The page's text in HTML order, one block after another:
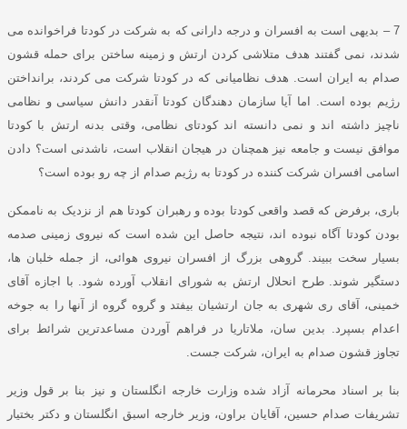
7
– بدیهی است به افسران و درجه دارانی که به شرکت در کودتا فراخوانده می
شدند، نمی گفتند هدف متلاشی کردن ارتش و زمینه ساختن برای حمله قشون
صدام به ایران است
هدف نظامیانی که در کودتا شرکت می کردند، برانداختن
رژیم بوده است
اما آیا سازمان دهندگان کودتا آنقدر دانش سیاسی و نظامی
ناچیز داشته اند و نمی دانسته اند کودتای نظامی، وقتی بدنه ارتش با کودتا
موافق نیست و جامعه نیز همچنان در هیجان انقلاب است، ناشدنی است؟ دادن
اسامی افسران شرکت کننده در کودتا به رژیم صدام از چه رو بوده است؟
باری، برفرض که قصد واقعی کودتا بوده و رهبران کودتا هم از نزدیک به ناممکن
بودن کودتا آگاه نبوده اند، نتیجه حاصل این شده است که نیروی زمینی صدمه
بسیار سخت ببیند
.گروهی بزرگ از افسران نیروی هوائی، از جمله خلبان ها،
دستگیر شوند
.طرح انحلال ارتش به شورای انقلاب آورده شود
با اجازه آقای
خمینی، آقای ری شهری به جان ارتشیان بیفتد و گروه گروه از آنها را به جوخه
اعدام بسپرد
بدین سان، ملاتاریا در فراهم آوردن مساعدترین شرائط برای
تجاوز قشون صدام به ایران، شرکت جست
بنا بر اسناد محرمانه
آزاد شده وزارت خارجه انگلستان و نیز بنا بر قول وزیر
تشریفات صدام حسین، آقایان براون، وزیر خارجه اسبق انگلستان و دکتر بختیار